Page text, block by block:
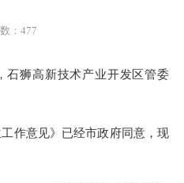
： 477
石狮高新技术产业开发区管委
意见》已经市政府同意，现